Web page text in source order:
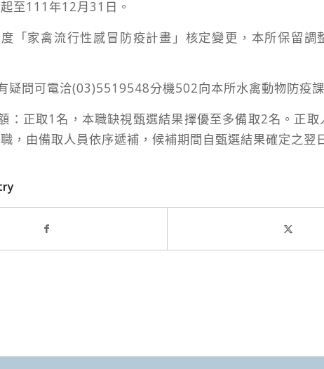
至111年12月31日。
「家禽流行性感冒防疫計畫」核定變更，本所保留調
疑問可電洽(03)5519548分機502向本所水禽動物防疫課
：正取1名，本職缺視甄選結果擇優至多備取2名。正取
，由備取人員依序遞補，候補期間自甄選結果確定之翌